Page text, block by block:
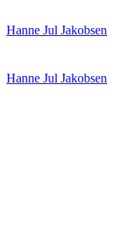
til
Hanne Jul Jakobsen
Hanne Jul Jakobsen